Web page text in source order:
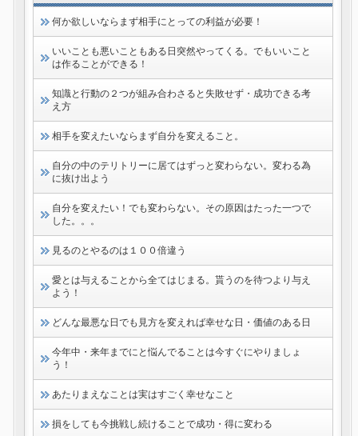
何か欲しいならまず相手にとっての利益が必要！
いいことも悪いこともある日突然やってくる。でもいいこと
は作ることができる！
知識と行動の２つが組み合わさると失敗せず・成功できる考
え方
相手を変えたいならまず自分を変えること。
自分の中のテリトリーに居てはずっと変わらない。変わる為
に抜け出よう
自分を変えたい！でも変わらない。その原因はたった一つで
した。。。
見るのとやるのは１００倍違う
愛とは与えることから全てはじまる。貰うのを待つより与え
よう！
どんな最悪な日でも見方を変えれば幸せな日・価値のある日
今年中・来年までにと悩んでることは今すぐにやりましょ
う！
あたりまえなことは実はすごく幸せなこと
損をしても今挑戦し続けることで成功・得に変わる